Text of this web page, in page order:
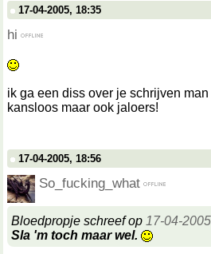
17-04-2005, 18:35
hi
ik ga een diss over je schrijven
kansloos maar ook jaloers!
17-04-2005, 18:56
So_fucking_what
Bloedpropje schreef op 17-04-
Sla 'm toch maar wel.